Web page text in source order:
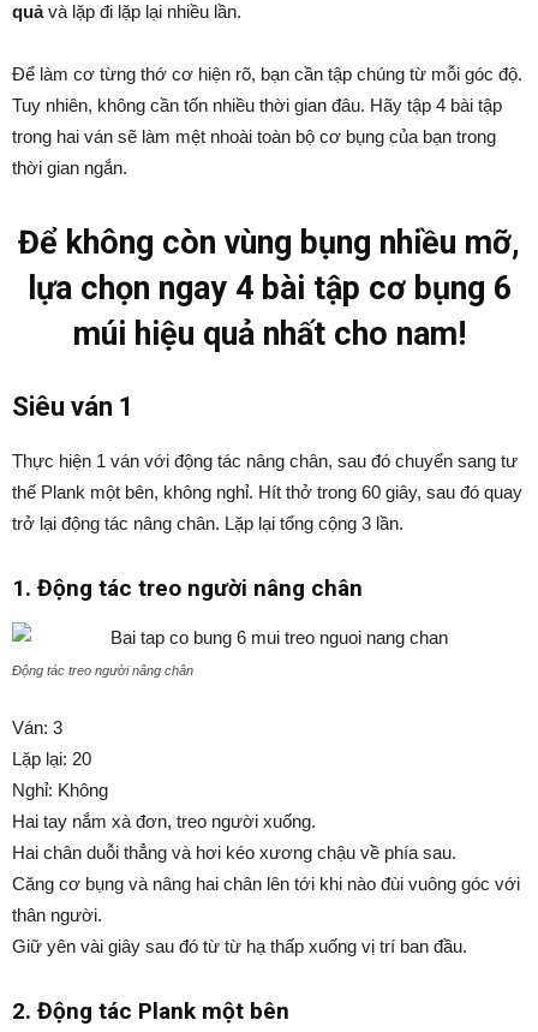
quảvà lặp đi lặp lại nhiều lần.
Để làm cơ từng thớ cơ hiện rõ, bạn cần tập chúng từ mỗi góc độ.
Tuy nhiên, không cần tốn nhiều thời gian đâu. Hãy tập 4 bài tập
trong hai ván sẽ làm mệt nhoài toàn bộ cơ bụng của bạn trong
thời gian ngắn.
Để không còn vùng bụng nhiều mỡ,
lựa chọn ngay 4 bài tập cơ bụng 6
múi hiệu quả nhất cho nam!
Siêu ván 1
Thực hiện 1 ván với động tác nâng chân, sau đó chuyển sang tư
thế Plank một bên, không nghỉ. Hít thở trong 60 giây, sau đó quay
trở lại động tác nâng chân. Lặp lại tổng cộng 3 lần.
1. Động tác treo người nâng chân
Động tác treo người nâng chân
Ván: 3
Lặp lại: 20
Nghỉ: Không
Hai tay nắm xà đơn, treo người xuống.
Hai chân duỗi thẳng và hơi kéo xương chậu về phía sau.
Căng cơ bụng và nâng hai chân lên tới khi nào đùi vuông góc với
thân người.
Giữ yên vài giây sau đó từ từ hạ thấp xuống vị trí ban đầu.
2. Động tác Plank một bên